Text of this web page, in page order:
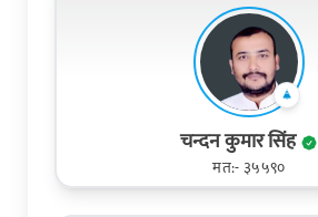
चन्दन कुमार सिंह
मत:- ३५५९०